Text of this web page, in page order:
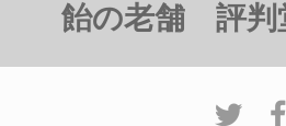
飴の老舗 評判